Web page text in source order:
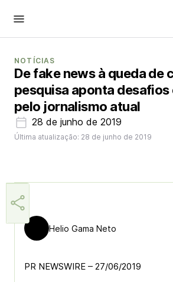
NOTÍCIAS
De fake news à queda de
pesquisa aponta
pelo jornalismo atual
28 de junho de 2019
Última atualização: 28 de junho de 2019
Helio Gama Neto
PR NEWSWIRE – 27/06/2019